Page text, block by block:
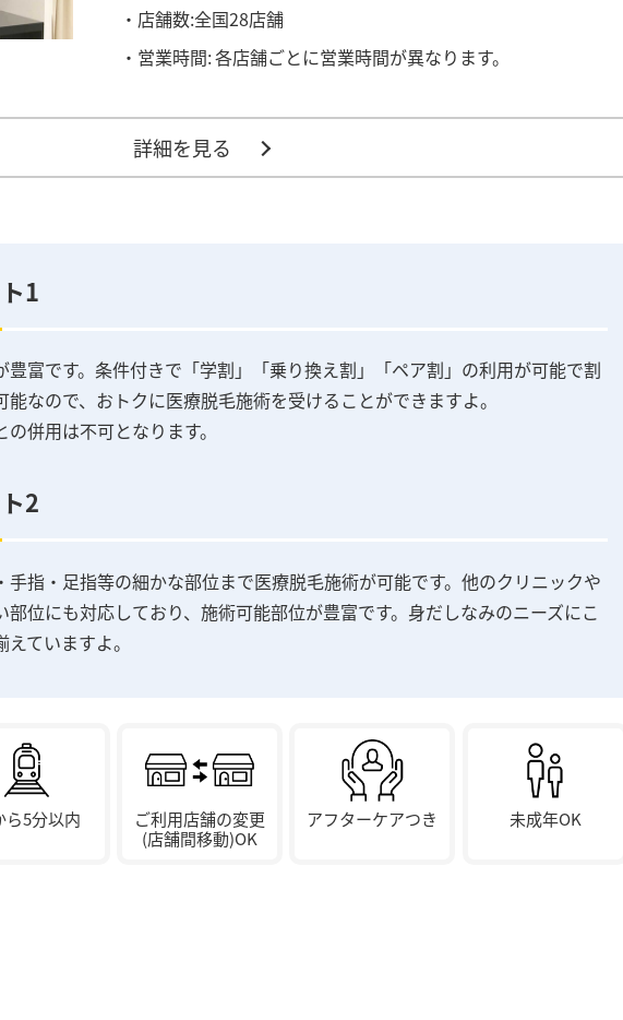
・店舗数:全国28店舗
・営業時間:各店舗ごとに営業時間が異なります。
詳細を見る
1
豊富です。条件付きで「学割」「乗り換え割」「ペア割」の利用が可能で割
なので、おトクに医療脱毛施術を受けることができますよ。
併用は不可となります。
2
手指・足指等の細かな部位まで医療脱毛施術が可能です。他のクリニックや
位にも対応しており、施術可能部位が豊富です。身だしなみのニーズにこ
ていますよ。
ら5分以内
ご利用店舗の変更
(店舗間移動)OK
アフターケアつき 未成年OK